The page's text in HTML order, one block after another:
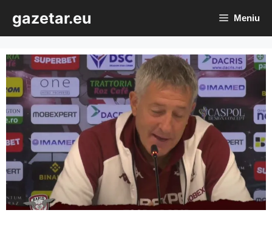
conținut
gazetar.eu Meniu